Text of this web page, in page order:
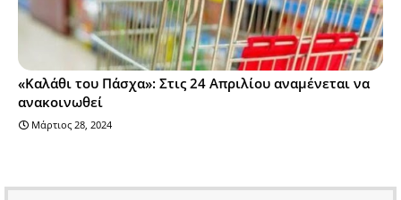
«Καλάθι του Πάσχα»: Στις 24 Απριλίου αναμένεται να
ανακοινωθεί
Μάρτιος 28, 2024